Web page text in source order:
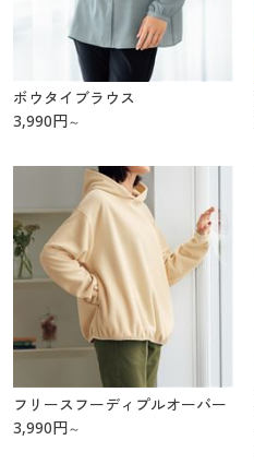
ボウタイブラウス
3,990円～
フリースフーディプルオーバー
3,990円～